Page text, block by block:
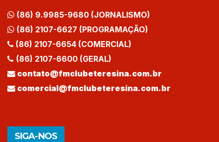
(86) 9.9985-9680 (JORNALISMO)
(86) 2107-6627 (PROGRAMAÇÃO)
(86) 2107-6654 (COMERCIAL)
(86) 2107-6600 (GERAL)
contato@fmclubeteresina.com.br
comercial@fmclubeteresina.com.br
SIGA-NOS